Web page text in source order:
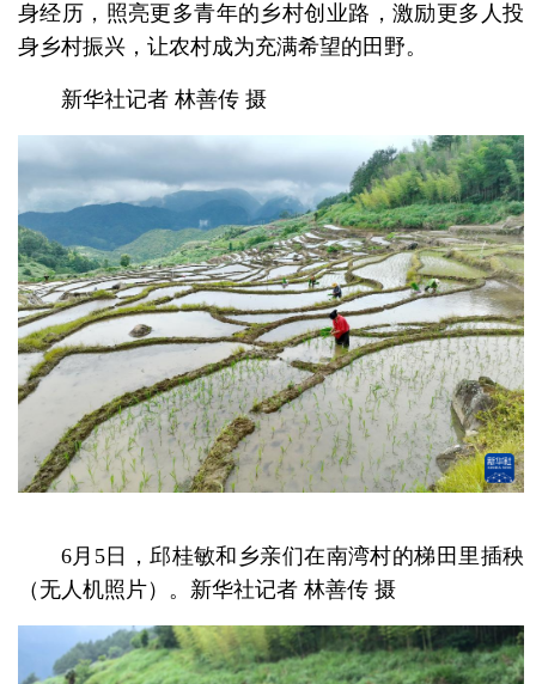
身经历，照亮更多青年的乡村创业路，激励更多人投
身乡村振兴，让农村成为充满希望的田野。
新华社记者 林善传 摄
6月5日，邱桂敏和乡亲们在南湾村的梯田里插秧
（无人机照片）。新华社记者 林善传 摄